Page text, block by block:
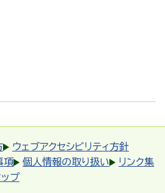
ウェブアクセシビリティ方針
項
個人情報の取り扱い
リンク集
ップ